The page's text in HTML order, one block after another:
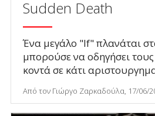
Sudden Death
Ένα μεγάλο "If" πλανάται
μπορούσε να οδηγήσει
κοντά σε κάτι
Από τον Γιώργο Ζαρκαδούλα, 17/06/